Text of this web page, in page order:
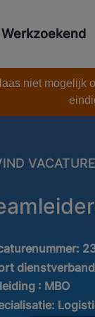
Werkzoekend
niet mogelijk
: MBO